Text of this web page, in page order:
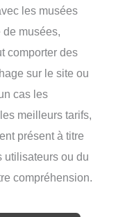
les musées
de musées,
comporter des
sur le site ou
cas les
meilleurs tarifs,
présent à titre
utilisateurs ou du
compréhension.